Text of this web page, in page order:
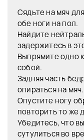
Сядьте на мяч
обе ноги на пол.
Найдите
задержитесь в
Выпрямите одно
собой.
Задняя часть
опираться на мяч.
Опустите ногу
повторить то же
Убедитесь, что
сутулиться во